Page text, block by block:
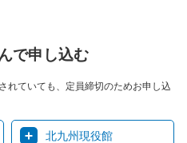
で申し込む
れていても、定員締切のためお申し込
北九州現役館